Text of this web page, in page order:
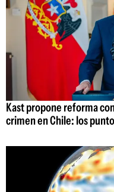
Kast propone reforma
crimen en Chile: los